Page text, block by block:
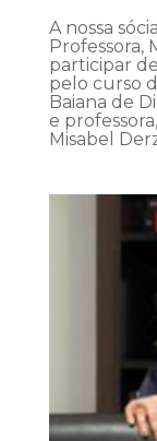
A nossa
Professora,
participar
pelo curso
Baiana de
e
Misabel